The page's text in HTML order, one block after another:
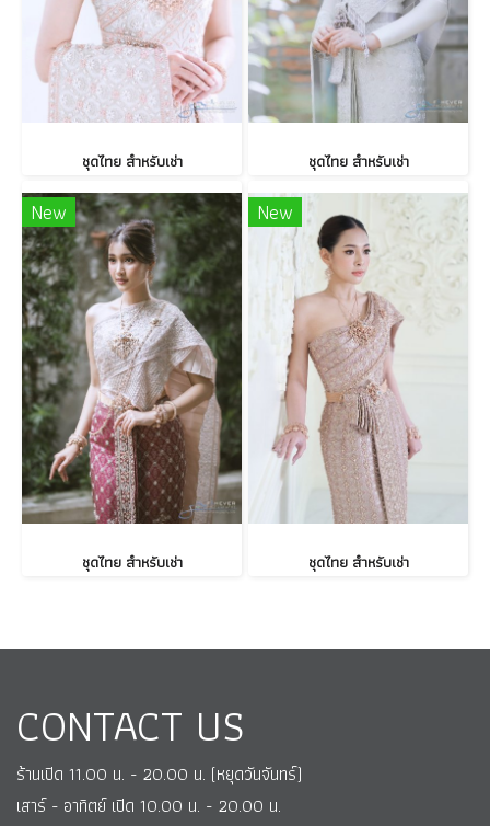
ชุดไทย สำหรับเช่า ชุดไทย สำหรับเช่า
New
ชุดไทย สำหรับเช่า
New
ชุดไทย สำหรับเช่า
CONTACT US
ร้านเปิด 11.00 น. - 20.00 น. (หยุดวันจันทร์)
เสาร์ - อาทิตย์ เปิด 10.00 น. - 20.00 น.